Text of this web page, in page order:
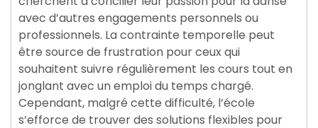
avec d’autres engagements personnels ou
professionnels. La contrainte temporelle peut
être source de frustration pour ceux qui
souhaitent suivre régulièrement les cours tout en
jonglant avec un emploi du temps chargé.
Cependant, malgré cette difficulté, l’école
s’efforce de trouver des solutions flexibles pour